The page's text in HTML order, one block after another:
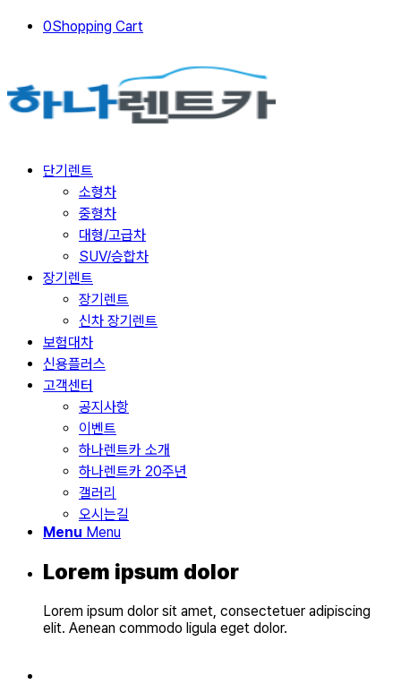
0Shopping Cart
단기렌트
소형차
중형차
대형/고급차
SUV/승합차
장기렌트
장기렌트
신차 장기렌트
보험대차
신용플러스
고객센터
공지사항
이벤트
하나렌트카 소개
하나렌트카 20주년
갤러리
오시는길
Menu Menu
Lorem ipsum dolor
Lorem ipsum dolor sit amet, consectetuer adipiscing
elit. Aenean commodo ligula eget dolor.